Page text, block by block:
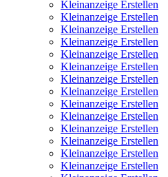
Kleinanzeige Erstellen
Kleinanzeige Erstellen
Kleinanzeige Erstellen
Kleinanzeige Erstellen
Kleinanzeige Erstellen
Kleinanzeige Erstellen
Kleinanzeige Erstellen
Kleinanzeige Erstellen
Kleinanzeige Erstellen
Kleinanzeige Erstellen
Kleinanzeige Erstellen
Kleinanzeige Erstellen
Kleinanzeige Erstellen
Kleinanzeige Erstellen